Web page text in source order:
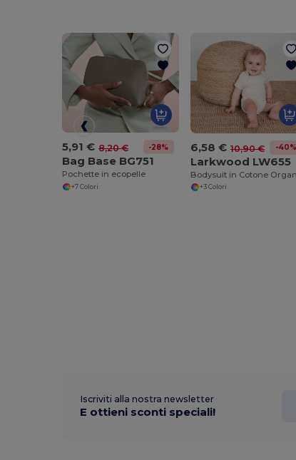
5,91 € 8,20 € -28%
Bag Base BG751
Pochette in ecopelle
+7 Colori
6,58 € 10,90 € -40%
Larkwood LW655
+3 Colori
Iscriviti alla nostra newsletter
E ottieni sconti speciali!